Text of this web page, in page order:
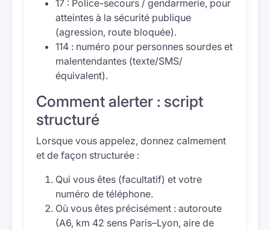
17 : Police-secours / gendarmerie, pour
atteintes à la sécurité publique
(agression, route bloquée).
114 : numéro pour personnes sourdes et
malentendantes (texte/SMS/
équivalent).
Comment alerter : script
structuré
Lorsque vous appelez, donnez calmement
et de façon structurée :
Qui vous êtes (facultatif) et votre
numéro de téléphone.
Où vous êtes précisément : autoroute
(A6, km 42 sens Paris–Lyon, aire de